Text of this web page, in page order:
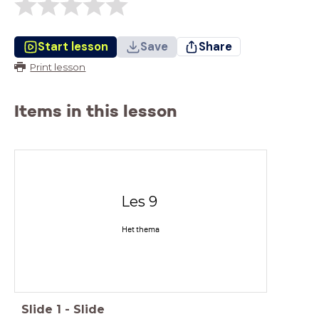
Start lesson Save Share
Print lesson
Items in this lesson
Les 9
Het thema
Slide 1 - Slide